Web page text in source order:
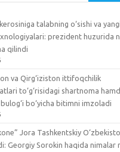
talabning o‘sishi va yangi
prezident huzurida
qilindi
va Qirg‘iziston ittifoqchilik
to‘g‘risidagi shartnoma
bo‘yicha bitimni imzoladi
Jora Tashkentskiy
Georgiy Sorokin haqida nimalar